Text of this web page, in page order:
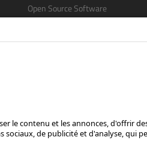
Open Source Software